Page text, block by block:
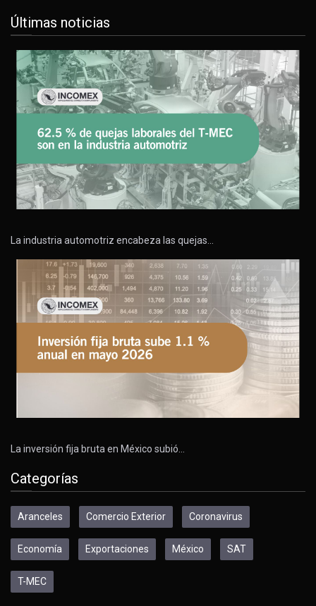
Últimas noticias
La industria automotriz encabeza las quejas…
La inversión fija bruta en México subió…
Categorías
Aranceles Comercio Exterior Coronavirus
Economía Exportaciones México SAT
T-MEC